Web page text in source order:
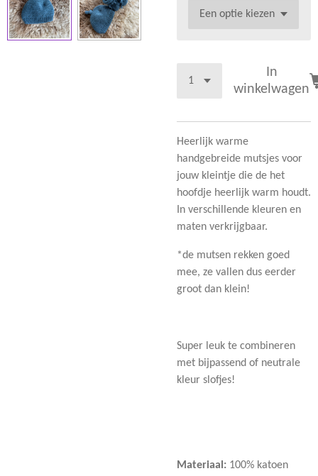
In
winkelwagen
Heerlijk warme
handgebreide mutsjes voor
jouw kleintje die de het
hoofdje heerlijk warm houdt.
In verschillende kleuren en
maten verkrijgbaar.
*de mutsen rekken goed
mee, ze vallen dus eerder
groot dan klein!
Super leuk te combineren
met bijpassend of neutrale
kleur slofjes!
Materiaal: 100% katoen